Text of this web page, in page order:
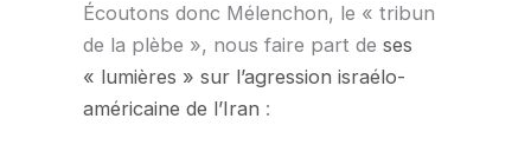
Écoutons donc Mélenchon, le « tribun
de la plèbe », nous faire part de ses
« lumières » sur l’agression israélo-
américaine de l’Iran :